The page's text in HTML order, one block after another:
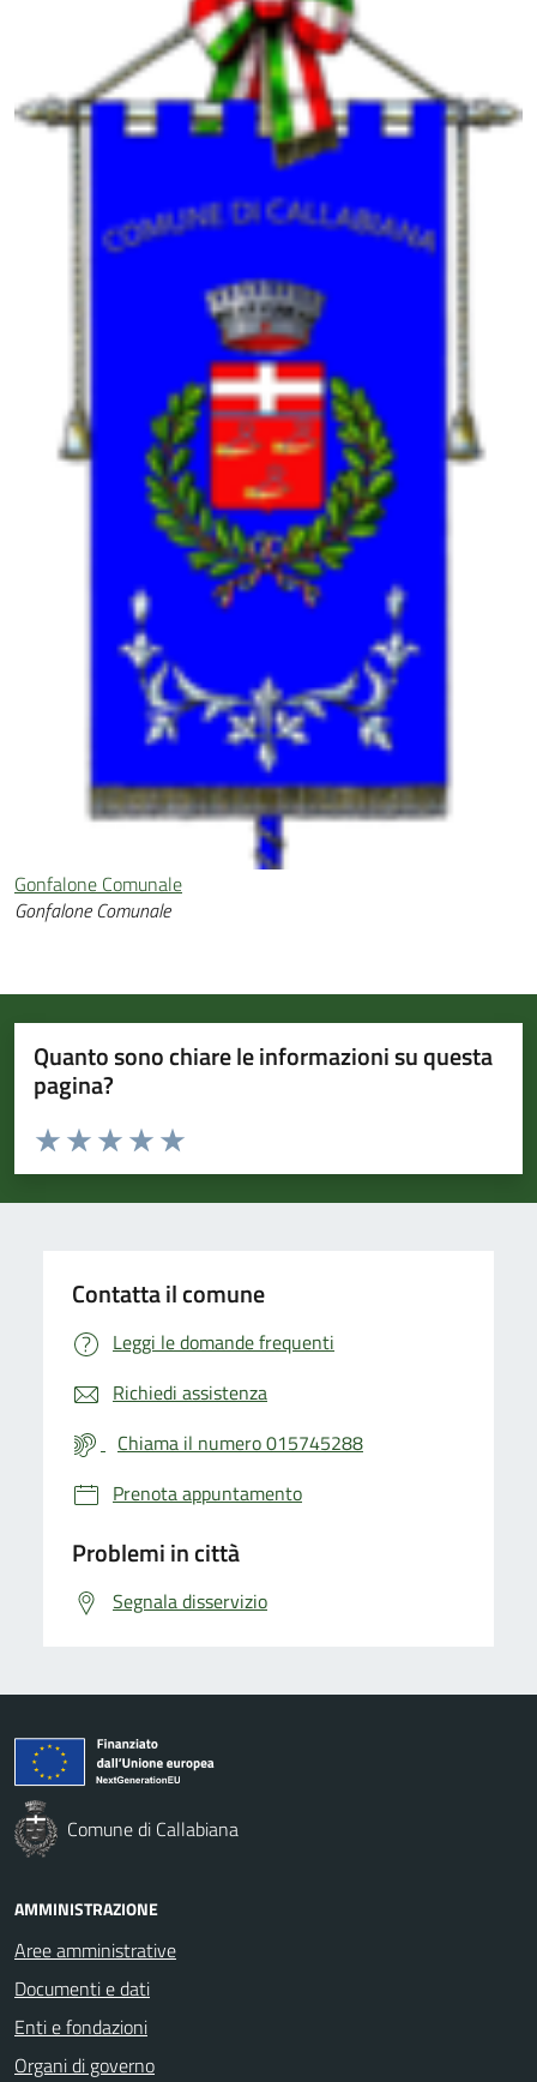
Gonfalone Comunale
Gonfalone Comunale
Quanto sono chiare le informazioni su questa
pagina?
Valuta da 1 a 5 stelle la pagina
Valuta 5 stelle su 5
Valuta 4 stelle su 5
Valuta 3 stelle su 5
Valuta 2 stelle su 5
Valuta 1 stelle su 5
Contatta il comune
Leggi le domande frequenti
Richiedi assistenza
Chiama il numero 015745288
Prenota appuntamento
Problemi in città
Segnala disservizio
Comune di Callabiana
AMMINISTRAZIONE
Aree amministrative
Documenti e dati
Enti e fondazioni
Organi di governo